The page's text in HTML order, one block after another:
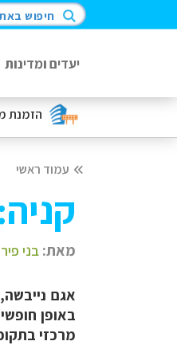
הזמנת
חיפוש
יעדים ומדינות
עמוד ראשי
מאת: בני
אגם
באופן
מרכזי